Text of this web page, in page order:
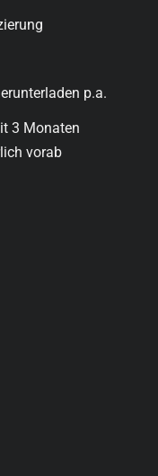
p.a.
3 Monaten
vorab